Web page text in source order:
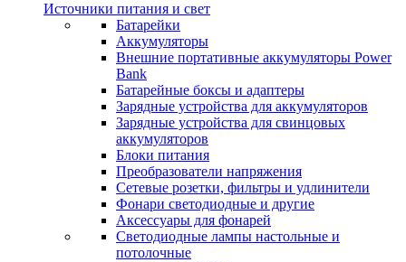
Источники питания и свет
Батарейки
Аккумуляторы
Внешние портативные аккумуляторы Power
Bank
Батарейные боксы и адаптеры
Зарядные устройства для аккумуляторов
Зарядные устройства для свинцовых
аккумуляторов
Блоки питания
Преобразователи напряжения
Сетевые розетки, фильтры и удлинители
Фонари светодиодные и другие
Аксессуары для фонарей
Светодиодные лампы настольные и
потолочные